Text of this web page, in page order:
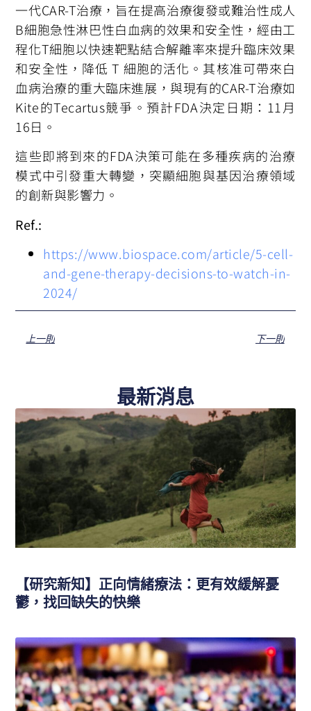
一代CAR-T治療，旨在提高治療復發或難治性成人
B細胞急性淋巴性白血病的效果和安全性，經由工
程化T細胞以快速靶點結合解離率來提升臨床效果
和安全性，降低 T 細胞的活化。其核准可帶來白
血病治療的重大臨床進展，與現有的CAR-T治療如
Kite的Tecartus競爭。預計FDA決定日期：11月
16日。
這些即將到來的FDA決策可能在多種疾病的治療
模式中引發重大轉變，突顯細胞與基因治療領域
的創新與影響力。
Ref.:
https://www.biospace.com/article/5-cell-
and-gene-therapy-decisions-to-watch-in-
2024/
上一則 下一則
最新消息
【研究新知】正向情緒療法：更有效緩解憂
鬱，找回缺失的快樂